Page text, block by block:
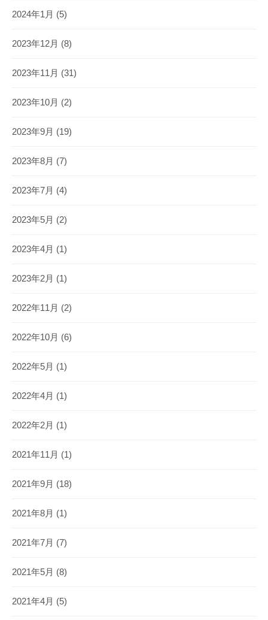
2024年1月 (5)
2023年12月 (8)
2023年11月 (31)
2023年10月 (2)
2023年9月 (19)
2023年8月 (7)
2023年7月 (4)
2023年5月 (2)
2023年4月 (1)
2023年2月 (1)
2022年11月 (2)
2022年10月 (6)
2022年5月 (1)
2022年4月 (1)
2022年2月 (1)
2021年11月 (1)
2021年9月 (18)
2021年8月 (1)
2021年7月 (7)
2021年5月 (8)
2021年4月 (5)